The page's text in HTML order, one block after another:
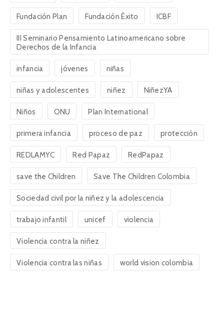
Fundación Plan Fundación Éxito ICBF
III Seminario Pensamiento Latinoamericano sobre
Derechos de la Infancia
infancia jóvenes niñas
niñas y adolescentes niñez NiñezYA
Niños ONU Plan International
primera infancia proceso de paz protección
REDLAMYC Red Papaz RedPapaz
save the Children Save The Children Colombia
Sociedad civil por la niñez y la adolescencia
trabajo infantil unicef violencia
Violencia contra la niñez
Violencia contra las niñas world vision colombia